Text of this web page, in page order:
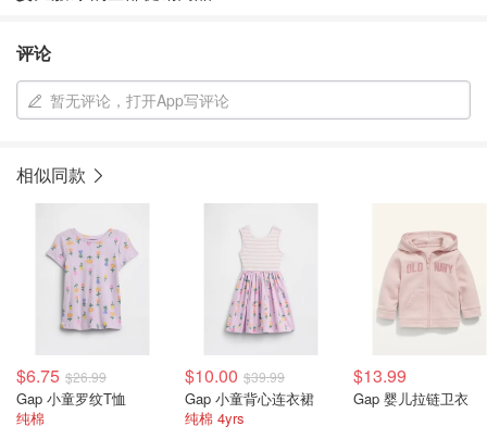
评论
暂无评论，打开App写评论
相似同款
$6.75 $26.99
Gap 小童罗纹T恤
纯棉
$10.00 $39.99
Gap 小童背心连衣裙
纯棉 4yrs
$13.99
Gap 婴儿拉链卫衣